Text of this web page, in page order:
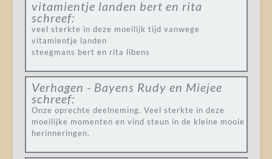
vitamientje landen bert en rita
schreef:
veel sterkte in deze moeilijk tijd vanwege
vitamientje landen
steegmans bert en rita libens
Verhagen - Bayens Rudy en Miejee
schreef:
Onze oprechte deelneming. Veel sterkte in deze
moeilijke momenten en vind steun in de kleine mooie
herinneringen.